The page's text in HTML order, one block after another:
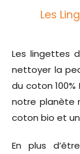
Les
Les lingettes
nettoyer la
du coton
notre planète
coton bio et
En plus